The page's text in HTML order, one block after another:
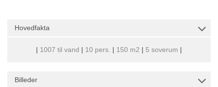
Hovedfakta
| 1007 til vand | 10 pers. | 150 m2 | 5 soverum |
Billeder